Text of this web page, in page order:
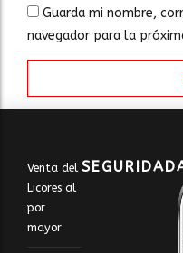
Guarda mi nombre,
navegador para la
Venta del
Licores al
por
mayor
SEGURIDAD